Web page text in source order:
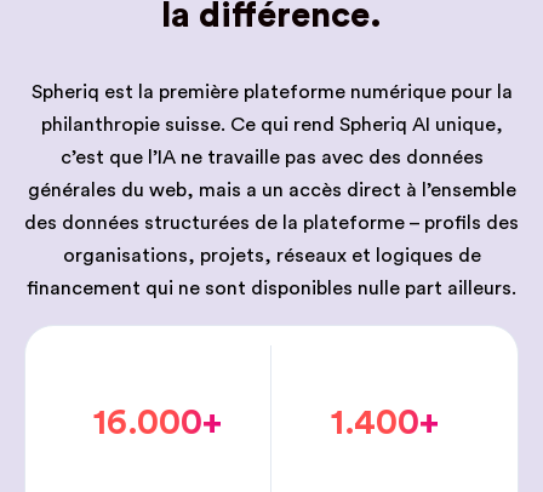
la différence.
Spheriq est la première plateforme numérique pour la
philanthropie suisse. Ce qui rend Spheriq AI unique,
c’est que l’IA ne travaille pas avec des données
générales du web, mais a un accès direct à l’ensemble
des données structurées de la plateforme – profils des
organisations, projets, réseaux et logiques de
financement qui ne sont disponibles nulle part ailleurs.
16.000+ 1.400+